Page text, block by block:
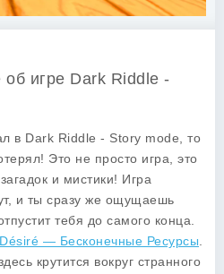
игре Dark Riddle -
в Dark Riddle - Story mode, то
Это не просто игра, это
и мистики! Игра
и ты сразу же ощущаешь
тебя до самого конца.
Désiré — Бесконечные Ресурсы
крутится вокруг странного